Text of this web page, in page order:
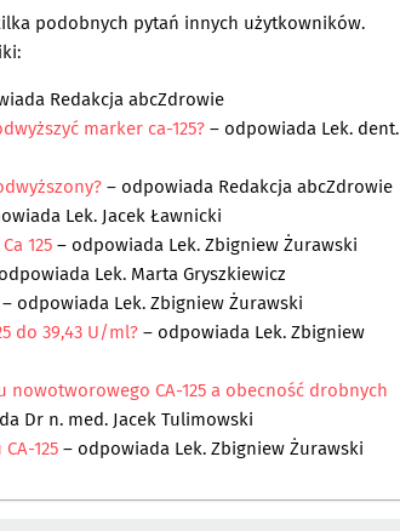
podobnych pytań innych użytkowników.
Redakcja abcZdrowie
marker ca-125?– odpowiada Lek. dent.
– odpowiada Redakcja abcZdrowie
Lek. Jacek Ławnicki
125– odpowiada Lek. Zbigniew Żurawski
Lek. Marta Gryszkiewicz
– odpowiada Lek. Zbigniew Żurawski
do 39,43 U/ml?– odpowiada Lek. Zbigniew
CA-125 a obecność drobnych
Dr n. med. Jacek Tulimowski
125– odpowiada Lek. Zbigniew Żurawski